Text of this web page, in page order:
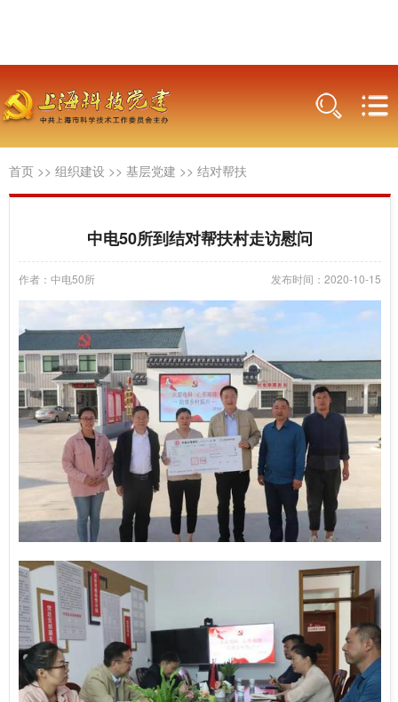
首页 >> 组织建设 >> 基层党建 >> 结对帮扶
中电50所到结对帮扶村走访慰问
作者：中电50所 发布时间：2020-10-15